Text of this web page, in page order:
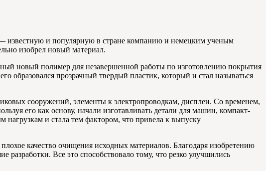
известную и популярную в стране компанию и немецким ученым
изобрел новый материал.
новый полимер для незавершенной работы по изготовлению покрытия
образовался прозрачный твердый пластик, который и стал называться
сооружений, элементы к электропроводкам, дисплеи. Со временем,
его как основу, начали изготавливать детали для машин, компакт-
и стала тем фактором, что привела к выпуску
качество очищения исходных материалов. Благодаря изобретению
Все это способствовало тому, что резко улучшились